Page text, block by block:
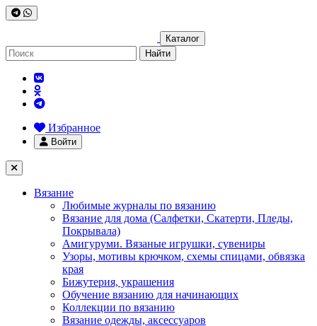
Каталог
Найти
Избранное
Войти
Вязание
Любимые журналы по вязанию
Вязание для дома (Салфетки, Скатерти, Пледы,
Покрывала)
Амигуруми. Вязаные игрушки, сувениры
Узоры, мотивы крючком, схемы спицами, обвязка
края
Бижутерия, украшения
Обучение вязанию для начинающих
Коллекции по вязанию
Вязание одежды, аксессуаров